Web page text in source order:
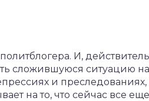
И,
сложившуюся ситуацию
и
на то, что сейчас все